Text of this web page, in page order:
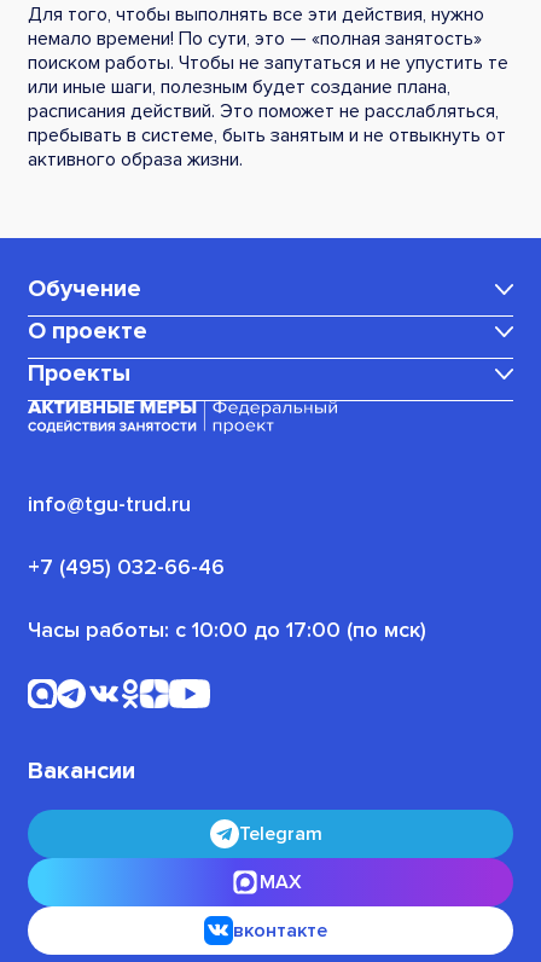
Для того, чтобы выполнять все эти действия, нужно
немало времени! По сути, это — «полная занятость»
поиском работы. Чтобы не запутаться и не упустить те
или иные шаги, полезным будет создание плана,
расписания действий. Это поможет не расслабляться,
пребывать в системе, быть занятым и не отвыкнуть от
активного образа жизни.
info@tgu-trud.ru
+7 (495) 032-66-46
Часы работы: с 10:00 до 17:00 (по мск)
Обучение
Каталог программ
Для мам в декрете
Для военнослужащих
Офлайн-программы
Для безработных граждан
О проекте
Центр карьеры
Корпоративное обучение
Политика конфиденциальности
Проекты
Медиаблог
Вакансии
Telegram
MAX
вконтакте